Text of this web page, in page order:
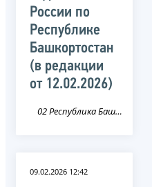
России по
Республике
Башкортостан
(в редакции
от 12.02.2026)
02 Республика Башкортостан
09.02.2026 12:42